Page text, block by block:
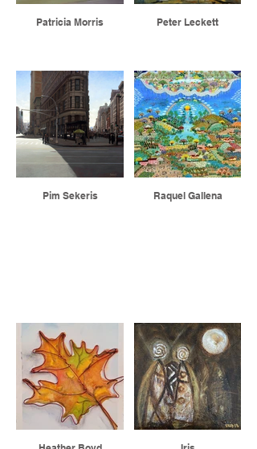
Patricia Morris Peter Leckett
Pim Sekeris Raquel Gallena